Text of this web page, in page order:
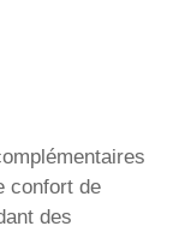
confort de
des